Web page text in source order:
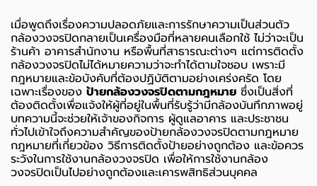
เมื่อพูดถึงเรื่องความปลอดภัยและการรักษาความเป็นส่วนตัว
กล้องวงจรปิดกลายเป็นเครื่องมือที่หลายคนเลือกใช้ ไม่ว่าจะเป็น
ร้านค้า อาคารสำนักงาน หรือพื้นที่สาธารณะต่างๆ แต่การติดตั้ง
กล้องวงจรปิดไม่ได้หมายความว่าจะทำได้ตามใจชอบ เพราะมี
กฎหมายและข้อบังคับที่ต้องปฏิบัติตามอย่างเคร่งครัด โดย
เฉพาะเรื่องของ ป้ายกล้องวงจรปิดตามกฎหมาย ซึ่งเป็นสิ่งที่
ต้องติดตั้งเพื่อแจ้งให้ผู้ที่อยู่ในพื้นที่รับรู้ว่ามีกล้องบันทึกภาพอยู่
บทความนี้จะช่วยให้เจ้าของกิจการ ผู้ดูแลอาคาร และประชาชน
ทั่วไปเข้าใจถึงความสำคัญของป้ายกล้องวงจรปิดตามกฎหมาย
กฎหมายที่เกี่ยวข้อง วิธีการติดตั้งป้ายอย่างถูกต้อง และข้อควร
ระวังในการใช้งานกล้องวงจรปิด เพื่อให้การใช้งานกล้อง
วงจรปิดเป็นไปอย่างถูกต้องและเคารพสิทธิส่วนบุคคล